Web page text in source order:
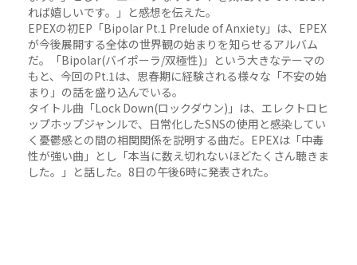
れば嬉しいです。」と感想を伝えた。
EPEXの初EP「Bipolar Pt.1 Prelude of Anxiety」は、EPEX
が今後展開する全体の世界観の始まりを知らせるアルバム
だ。「Bipolar(バイポーラ/双極性)」という大きなテーマの
もと、今回のPt.1は、思春期に経験される様々な「不安の始
まり」の話を盛り込んでいる。
タイトル曲「Lock Down(ロックダウン)」は、エレクトロヒ
ップホップジャンルで、日常化したSNSの使用と感染してい
く憂鬱感との間の相関関係を説明する曲だ。EPEXは「中毒
性が強い曲」とし「本当に数え切れないほどたくさん聴きま
した。」と話した。8日の午後6時に発表された。